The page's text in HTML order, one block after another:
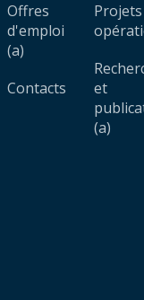
Offres
d'emploi
(a)
Contacts
et
(a)